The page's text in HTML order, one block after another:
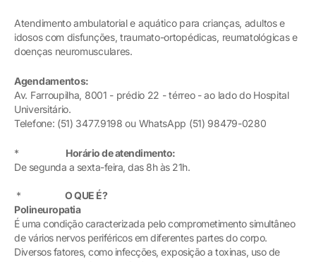
Atendimento ambulatorial e aquático para crianças, adultos e
idosos com disfunções, traumato-ortopédicas, reumatológicas e
doenças neuromusculares.
Agendamentos:
Av. Farroupilha, 8001 - prédio 22 - térreo - ao lado do Hospital
Universitário.
Telefone: (51) 3477.9198 ou WhatsApp (51) 98479-0280
* Horário de atendimento:
De segunda a sexta-feira, das 8h às 21h.
* O QUE É?
Polineuropatia
É uma condição caracterizada pelo comprometimento simultâneo
de vários nervos periféricos em diferentes partes do corpo.
Diversos fatores, como infecções, exposição a toxinas, uso de